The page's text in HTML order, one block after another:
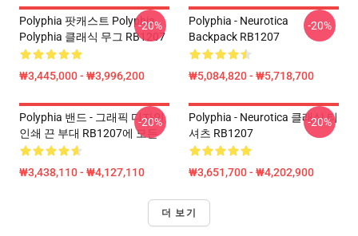
Polyphia 팟캐스트 Polyphia
Polyphia 클래식 무그 RB1207
₩3,445,000 - ₩3,996,200
-20%
Polyphia - Neurotica
Backpack RB1207
₩5,084,820 - ₩5,718,700
-20%
Polyphia 밴드 - 그래픽 디자인
인쇄 끈 부대 RB1207에 모든
₩3,438,110 - ₩4,127,110
-20%
Polyphia - Neurotica 클래식 티
셔츠 RB1207
₩3,651,700 - ₩4,202,900
-20%
더 보기